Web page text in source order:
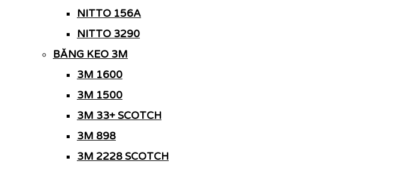
NITTO 156A
NITTO 3290
BĂNG KEO 3M
3M 1600
3M 1500
3M 33+ SCOTCH
3M 898
3M 2228 SCOTCH